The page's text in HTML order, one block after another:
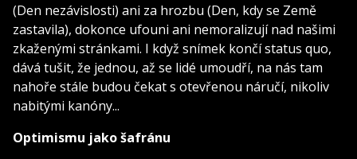
(Den nezávislosti) ani za hrozbu (Den, kdy se Země
zastavila), dokonce ufouni ani nemoralizují nad našimi
zkaženými stránkami. I když snímek končí status quo,
dává tušit, že jednou, až se lidé umoudří, na nás tam
nahoře stále budou čekat s otevřenou náručí, nikoliv
nabitými kanóny...
Optimismu jako šafránu